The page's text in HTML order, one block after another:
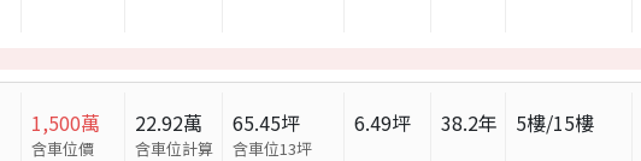
1,500萬
含車位價
22.92萬
含車位計算
65.45坪
含車位13坪
6.49坪 38.2年 5樓/15樓